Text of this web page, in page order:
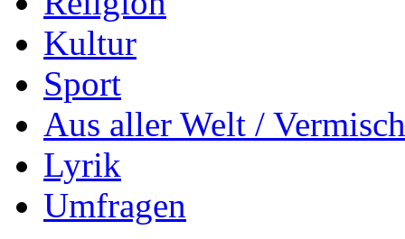
Kultur
Sport
Aus aller Welt /
Lyrik
Umfragen